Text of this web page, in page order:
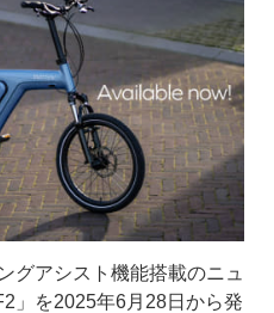
グアシスト機能搭載のニュ
」を2025年6月28日から発